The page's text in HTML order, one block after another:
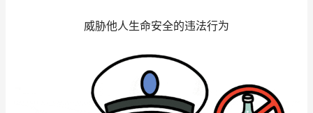
威胁他人生命安全的违法行为